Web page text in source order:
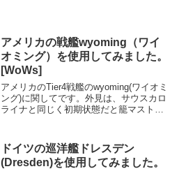
アメリカの戦艦wyoming（ワイ
オミング）を使用してみました。
[WoWs]
アメリカのTier4戦艦のwyoming(ワイオミ
ング)に関してです。外見は、サウスカロ
ライナと同じく初期状態だと籠マストで
くなります。ただ、まだ、引田天功が大
脱出しそ...
ドイツの巡洋艦ドレスデン
(Dresden)を使用してみました。